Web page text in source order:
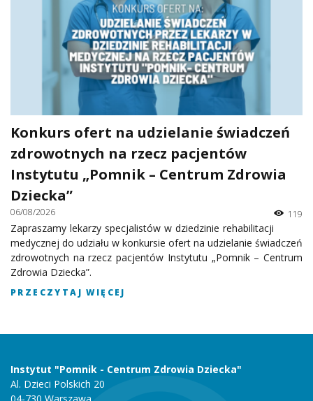
Konkurs ofert na udzielanie świadczeń
zdrowotnych na rzecz pacjentów
Instytutu „Pomnik – Centrum Zdrowia
Dziecka”
06/08/2026 119
Zapraszamy lekarzy specjalistów w dziedzinie rehabilitacji
medycznej do udziału w konkursie ofert na udzielanie świadczeń
zdrowotnych na rzecz pacjentów Instytutu „Pomnik – Centrum
Zdrowia Dziecka”.
PRZECZYTAJ WIĘCEJ
Instytut "Pomnik - Centrum Zdrowia Dziecka"
Al. Dzieci Polskich 20